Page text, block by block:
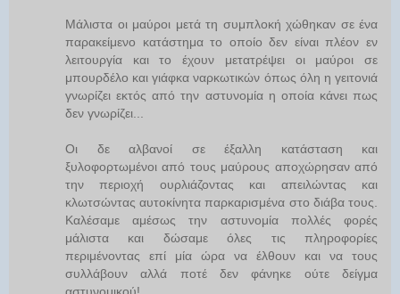
Μάλιστα οι μαύροι μετά τη συμπλοκή χώθηκαν σε ένα
παρακείμενο κατάστημα το οποίο δεν είναι πλέον εν
λειτουργία και το έχουν μετατρέψει οι μαύροι σε
μπουρδέλο και γιάφκα ναρκωτικών όπως όλη η γειτονιά
γνωρίζει εκτός από την αστυνομία η οποία κάνει πως
δεν γνωρίζει...
Οι δε αλβανοί σε έξαλλη κατάσταση και
ξυλοφορτωμένοι από τους μαύρους αποχώρησαν από
την περιοχή ουρλιάζοντας και απειλώντας και
κλωτσώντας αυτοκίνητα παρκαρισμένα στο διάβα τους.
Καλέσαμε αμέσως την αστυνομία πολλές φορές
μάλιστα και δώσαμε όλες τις πληροφορίες
περιμένοντας επί μία ώρα να έλθουν και να τους
συλλάβουν αλλά ποτέ δεν φάνηκε ούτε δείγμα